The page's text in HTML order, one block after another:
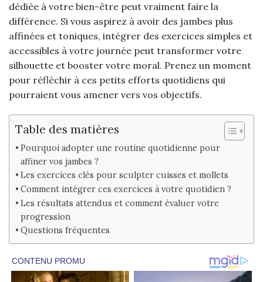
dédiée à votre bien-être peut vraiment faire la
différence. Si vous aspirez à avoir des jambes plus
affinées et toniques, intégrer des exercices simples et
accessibles à votre journée peut transformer votre
silhouette et booster votre moral. Prenez un moment
pour réfléchir à ces petits efforts quotidiens qui
pourraient vous amener vers vos objectifs.
Table des matières
Pourquoi adopter une routine quotidienne pour
affiner vos jambes ?
Les exercices clés pour sculpter cuisses et mollets
Comment intégrer ces exercices à votre quotidien ?
Les résultats attendus et comment évaluer votre
progression
Questions fréquentes